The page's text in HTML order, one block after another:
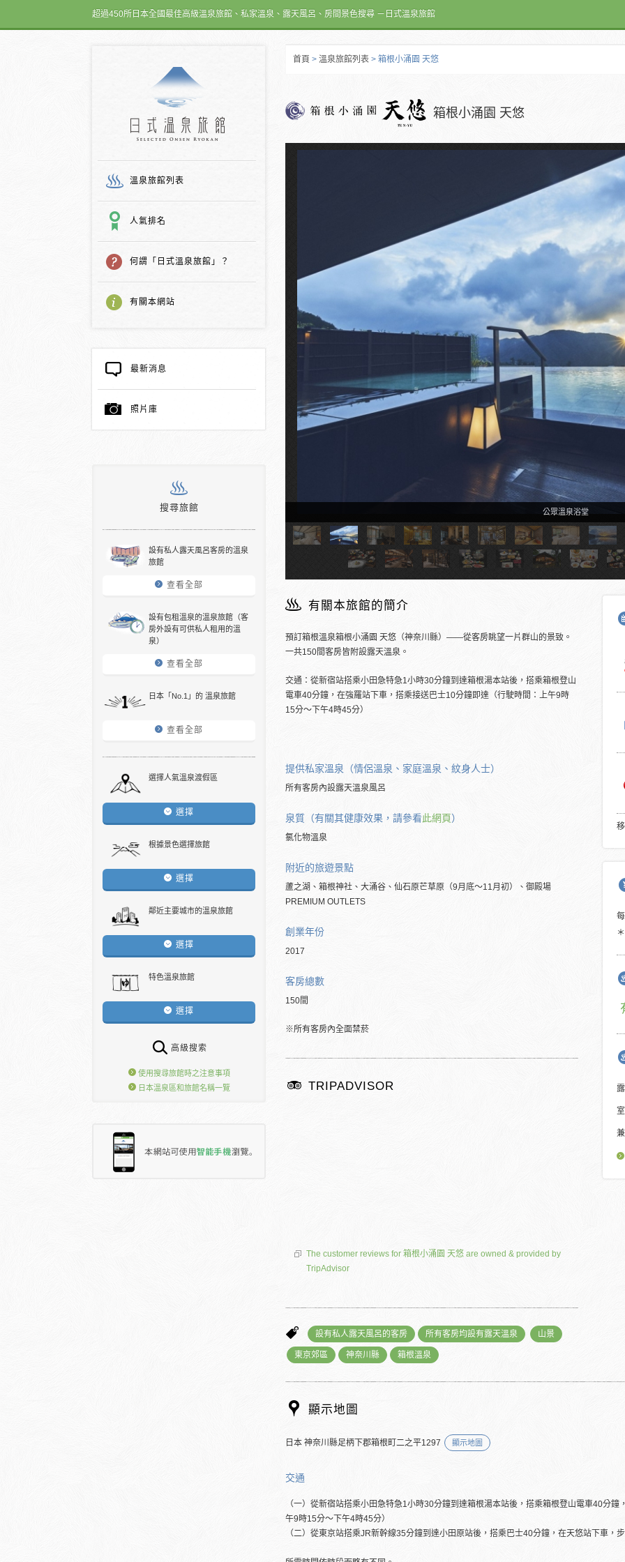
超過450所日本全國最佳高級溫泉旅館、私家溫泉、露天風呂、房間景色搜尋 －日式溫泉旅館
溫泉旅館列表
人氣排名
何謂「日式溫泉旅館」？
有關本網站
最新消息
照片庫
搜尋旅館
設有私人露天風呂客房的溫泉
旅館
查看全部
設有包租溫泉的溫泉旅館（客
房外設有可供私人租用的溫
泉）
查看全部
日本「No.1」的 溫泉旅館
查看全部
選擇人氣溫泉渡假區
選擇
根據景色選擇旅館
選擇
鄰近主要城市的溫泉旅館
選擇
特色溫泉旅館
選擇
高級搜索
使用搜尋旅館時之注意事項
日本溫泉區和旅館名稱一覽
首頁 > 溫泉旅館列表 > 箱根小涌園 天悠
箱根小涌園 天悠
公眾溫泉浴堂
有關本旅館的簡介
預訂箱根溫泉箱根小涌園 天悠（神奈川縣）――從客房眺望一片群山的景致。
一共150間客房皆附設露天溫泉。
交通：從新宿站搭乘小田急特急1小時30分鐘到達箱根湯本站後，搭乘箱根登山
電車40分鐘，在強羅站下車，搭乘接送巴士10分鐘即達（行駛時間：上午9時
15分～下午4時45分）
提供私家溫泉（情侶溫泉、家庭溫泉、紋身人士）
所有客房內設露天溫泉風呂
泉質（有關其健康效果，請參看此網頁）
氯化物溫泉
附近的旅遊景點
蘆之湖、箱根神社、大涌谷、仙石原芒草原（9月底～11月初）、御殿場
PREMIUM OUTLETS
創業年份
2017
客房總數
150間
※所有客房內全面禁菸
TRIPADVISOR
The customer reviews for 箱根小涌園 天悠 are owned & provided by
TripAdvisor
設有私人露天風呂的客房 所有客房均設有露天溫泉 山景
東京郊區 神奈川縣 箱根溫泉
顯示地圖
日本 神奈川縣足柄下郡箱根町二之平1297 顯示地圖
交通
（一）從新宿站搭乘小田急特急1小時30分鐘到達箱根湯本站後，搭乘箱根登山電車40分
午9時15分～下午4時45分）
（二）從東京站搭乘JR新幹線35分鐘到達小田原站後，搭乘巴士40分鐘，在天悠站下車，